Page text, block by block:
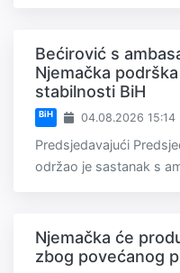
Bećirović s
Njemačka
stabilnosti BiH
BiH 04.08.2026 15:14
Predsjedavajući
održao je sastanak s
Njemačka će
zbog povećanog